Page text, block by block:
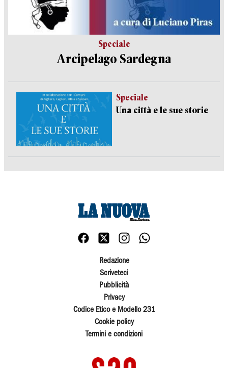
Speciale
Arcipelago Sardegna
Speciale
Una città e le sue storie
Redazione
Scriveteci
Pubblicità
Privacy
Codice Etico e Modello 231
Cookie policy
Termini e condizioni